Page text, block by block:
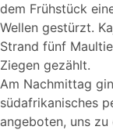
dem Frühstück
Wellen gestürzt.
Strand fünf
Ziegen gezählt.
Am Nachmittag
südafrikanisches
angeboten, uns